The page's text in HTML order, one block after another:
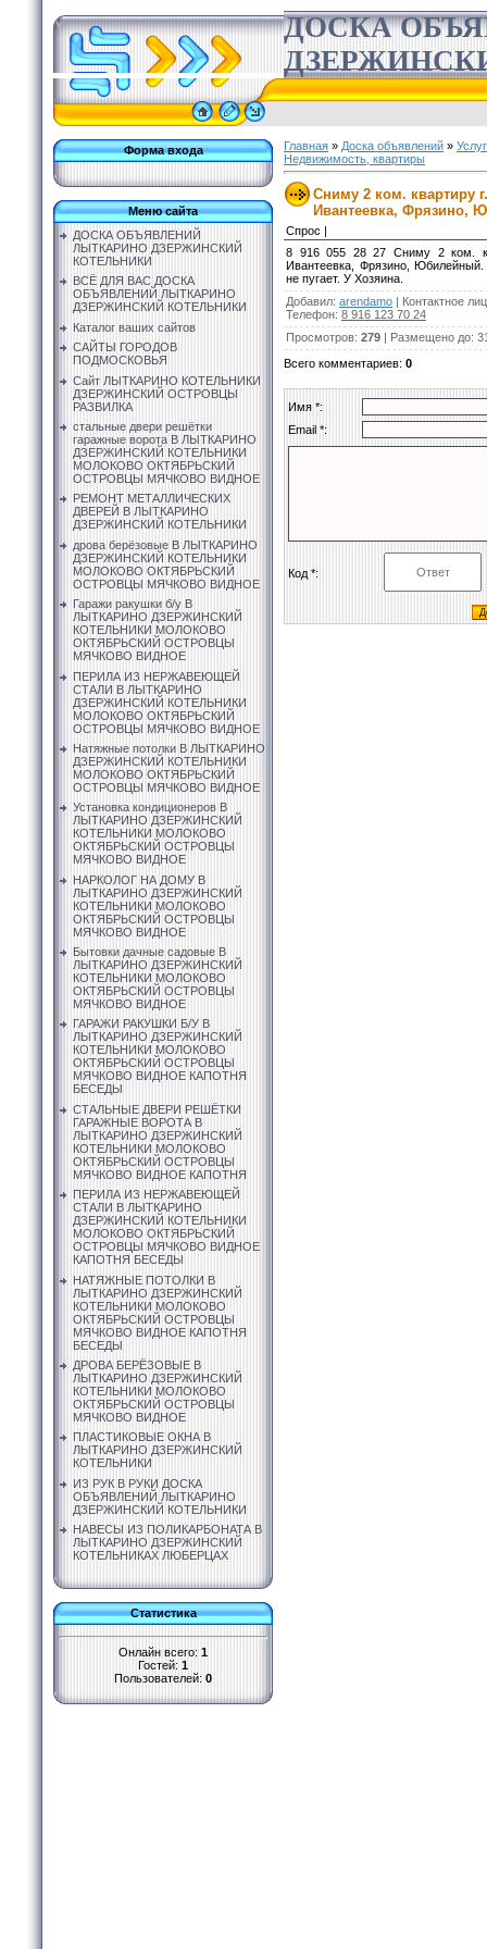
ДОСКА
Форма входа
Меню сайта
ДОСКА ОБЪЯВЛЕНИЙ
ЛЫТКАРИНО ДЗЕРЖИНСКИЙ
КОТЕЛЬНИКИ
ВСЁ ДЛЯ ВАС ДОСКА
ОБЪЯВЛЕНИЙ ЛЫТКАРИНО
ДЗЕРЖИНСКИЙ КОТЕЛЬНИКИ
Каталог ваших сайтов
САЙТЫ ГОРОДОВ
ПОДМОСКОВЬЯ
Сайт ЛЫТКАРИНО КОТЕЛЬНИКИ
ДЗЕРЖИНСКИЙ ОСТРОВЦЫ
РАЗВИЛКА
стальные двери решётки
гаражные ворота В ЛЫТКАРИНО
ДЗЕРЖИНСКИЙ КОТЕЛЬНИКИ
МОЛОКОВО ОКТЯБРЬСКИЙ
ОСТРОВЦЫ МЯЧКОВО ВИДНОЕ
РЕМОНТ МЕТАЛЛИЧЕСКИХ
ДВЕРЕЙ В ЛЫТКАРИНО
ДЗЕРЖИНСКИЙ КОТЕЛЬНИКИ
дрова берёзовые В ЛЫТКАРИНО
ДЗЕРЖИНСКИЙ КОТЕЛЬНИКИ
МОЛОКОВО ОКТЯБРЬСКИЙ
ОСТРОВЦЫ МЯЧКОВО ВИДНОЕ
Гаражи ракушки б/у В
ЛЫТКАРИНО ДЗЕРЖИНСКИЙ
КОТЕЛЬНИКИ МОЛОКОВО
ОКТЯБРЬСКИЙ ОСТРОВЦЫ
МЯЧКОВО ВИДНОЕ
ПЕРИЛА ИЗ НЕРЖАВЕЮЩЕЙ
СТАЛИ В ЛЫТКАРИНО
ДЗЕРЖИНСКИЙ КОТЕЛЬНИКИ
МОЛОКОВО ОКТЯБРЬСКИЙ
ОСТРОВЦЫ МЯЧКОВО ВИДНОЕ
Натяжные потолки В ЛЫТКАРИНО
ДЗЕРЖИНСКИЙ КОТЕЛЬНИКИ
МОЛОКОВО ОКТЯБРЬСКИЙ
ОСТРОВЦЫ МЯЧКОВО ВИДНОЕ
Установка кондиционеров В
ЛЫТКАРИНО ДЗЕРЖИНСКИЙ
КОТЕЛЬНИКИ МОЛОКОВО
ОКТЯБРЬСКИЙ ОСТРОВЦЫ
МЯЧКОВО ВИДНОЕ
НАРКОЛОГ НА ДОМУ В
ЛЫТКАРИНО ДЗЕРЖИНСКИЙ
КОТЕЛЬНИКИ МОЛОКОВО
ОКТЯБРЬСКИЙ ОСТРОВЦЫ
МЯЧКОВО ВИДНОЕ
Бытовки дачные садовые В
ЛЫТКАРИНО ДЗЕРЖИНСКИЙ
КОТЕЛЬНИКИ МОЛОКОВО
ОКТЯБРЬСКИЙ ОСТРОВЦЫ
МЯЧКОВО ВИДНОЕ
ГАРАЖИ РАКУШКИ Б/У В
ЛЫТКАРИНО ДЗЕРЖИНСКИЙ
КОТЕЛЬНИКИ МОЛОКОВО
ОКТЯБРЬСКИЙ ОСТРОВЦЫ
МЯЧКОВО ВИДНОЕ КАПОТНЯ
БЕСЕДЫ
СТАЛЬНЫЕ ДВЕРИ РЕШЁТКИ
ГАРАЖНЫЕ ВОРОТА В
ЛЫТКАРИНО ДЗЕРЖИНСКИЙ
КОТЕЛЬНИКИ МОЛОКОВО
ОКТЯБРЬСКИЙ ОСТРОВЦЫ
МЯЧКОВО ВИДНОЕ КАПОТНЯ
ПЕРИЛА ИЗ НЕРЖАВЕЮЩЕЙ
СТАЛИ В ЛЫТКАРИНО
ДЗЕРЖИНСКИЙ КОТЕЛЬНИКИ
МОЛОКОВО ОКТЯБРЬСКИЙ
ОСТРОВЦЫ МЯЧКОВО ВИДНОЕ
КАПОТНЯ БЕСЕДЫ
НАТЯЖНЫЕ ПОТОЛКИ В
ЛЫТКАРИНО ДЗЕРЖИНСКИЙ
КОТЕЛЬНИКИ МОЛОКОВО
ОКТЯБРЬСКИЙ ОСТРОВЦЫ
МЯЧКОВО ВИДНОЕ КАПОТНЯ
БЕСЕДЫ
ДРОВА БЕРЁЗОВЫЕ В
ЛЫТКАРИНО ДЗЕРЖИНСКИЙ
КОТЕЛЬНИКИ МОЛОКОВО
ОКТЯБРЬСКИЙ ОСТРОВЦЫ
МЯЧКОВО ВИДНОЕ
ПЛАСТИКОВЫЕ ОКНА В
ЛЫТКАРИНО ДЗЕРЖИНСКИЙ
КОТЕЛЬНИКИ
ИЗ РУК В РУКИ ДОСКА
ОБЪЯВЛЕНИЙ ЛЫТКАРИНО
ДЗЕРЖИНСКИЙ КОТЕЛЬНИКИ
НАВЕСЫ ИЗ ПОЛИКАРБОНАТА В
ЛЫТКАРИНО ДЗЕРЖИНСКИЙ
КОТЕЛЬНИКАХ ЛЮБЕРЦАХ
Статистика
Онлайн всего: 1
Гостей: 1
Пользователей: 0
Главная » Доска объявлений »
Недвижимость, квартиры
Сниму 2 ком. квартиру
Ивантеевка, Фрязино,
Спрос |
8 916 055 28 27 Сниму 2 ком.
Ивантеевка, Фрязино,
не пугает. У Хозяина.
Добавил: arendamo | Контактное
Телефон: 8 916 123 70 24
Просмотров: 279 | Размещено до:
Всего комментариев: 0
Имя *:
Email *:
Код *: